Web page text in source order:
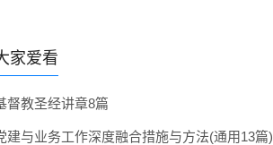
家爱看
督教圣经讲章8篇
建与业务工作深度融合措施与方法(通用13篇)